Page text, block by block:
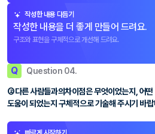
작성한 내용 다듬기
작성한 내용을 더 좋게 만들어 드려요.
구조와 표현을 구체적으로 개선해 드려요.
Q Question 04.
②다른 사람들과의차이점은 무엇이었는지, 어떤
도움이 되었는지 구체적으로 기술해 주시기 바